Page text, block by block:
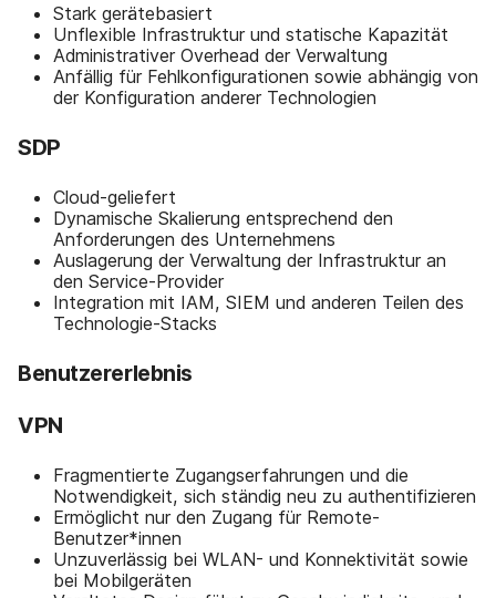
Stark gerätebasiert
Unflexible Infrastruktur und statische Kapazität
Administrativer Overhead der Verwaltung
Anfällig für Fehlkonfigurationen sowie abhängig von
der Konfiguration anderer Technologien
SDP
Cloud-geliefert
Dynamische Skalierung entsprechend den
Anforderungen des Unternehmens
Auslagerung der Verwaltung der Infrastruktur an
den Service-Provider
Integration mit IAM, SIEM und anderen Teilen des
Technologie-Stacks
Benutzererlebnis
VPN
Fragmentierte Zugangserfahrungen und die
Notwendigkeit, sich ständig neu zu authentifizieren
Ermöglicht nur den Zugang für Remote-
Benutzer*innen
Unzuverlässig bei WLAN- und Konnektivität sowie
bei Mobilgeräten